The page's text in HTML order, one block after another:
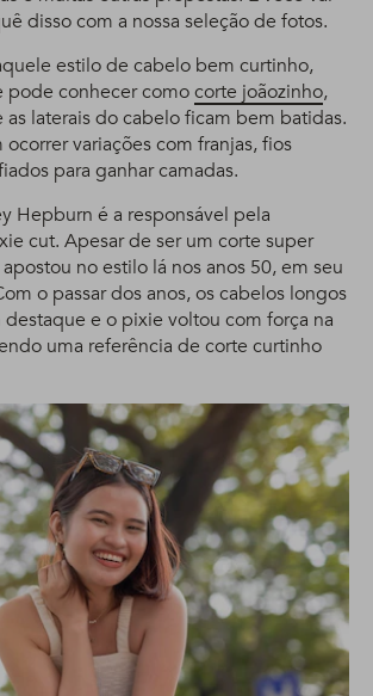
disso com a nossa seleção de fotos.
estilo de cabelo bem curtinho,
pode conhecer comocorte joãozinho,
as laterais do cabelo ficam bem batidas.
variações com franjas, fios
para ganhar camadas.
Hepburn é a responsável pela
cut. Apesar de ser um corte super
no estilo lá nos anos 50, em seu
o passar dos anos, os cabelos longos
e o pixie voltou com força na
uma referência de corte curtinho